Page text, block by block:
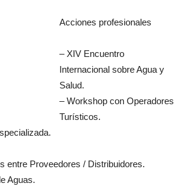
Acciones profesionales
– XIV Encuentro
Internacional sobre Agua y
Salud.
– Workshop con Operadores
Turísticos.
entre Proveedores / Distribuidores.
Aguas.